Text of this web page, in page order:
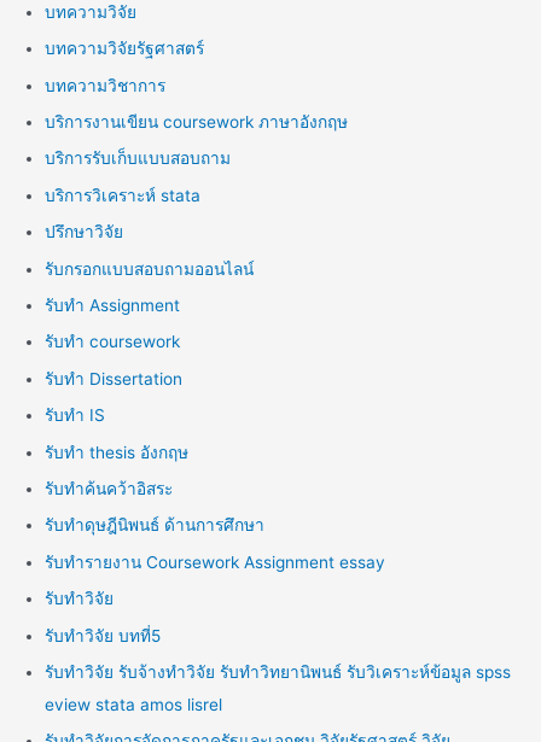
บทความวิจัย
บทความวิจัยรัฐศาสตร์
บทความวิชาการ
บริการงานเขียน coursework ภาษาอังกฤษ
บริการรับเก็บแบบสอบถาม
บริการวิเคราะห์ stata
ปรึกษาวิจัย
รับกรอกแบบสอบถามออนไลน์
รับทำ Assignment
รับทำ coursework
รับทำ Dissertation
รับทำ IS
รับทำ thesis อังกฤษ
รับทำค้นคว้าอิสระ
รับทำดุษฎีนิพนธ์ ด้านการศึกษา
รับทำรายงาน Coursework Assignment essay
รับทำวิจัย
รับทำวิจัย บทที่5
รับทำวิจัย รับจ้างทำวิจัย รับทำวิทยานิพนธ์ รับวิเคราะห์ข้อมูล spss
eview stata amos lisrel